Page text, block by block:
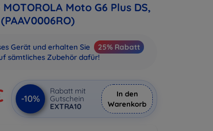
Moto G6 Plus DS,
Gerät und erhalten Sie
25% Rabatt
sämtliches Zubehör dafür!
-10%
Rabatt mit
Gutschein
EXTRA10
In den
Warenkorb